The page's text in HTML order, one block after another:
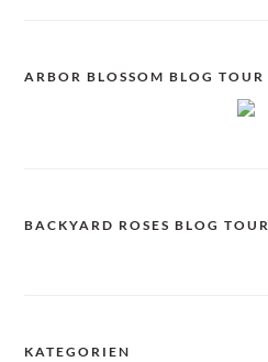
ARBOR BLOSSOM BLOG TOUR
BACKYARD ROSES BLOG TOUR
KATEGORIEN